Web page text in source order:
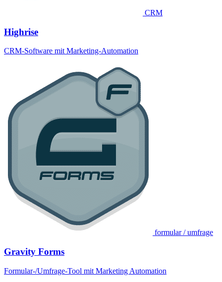
CRM
Highrise
CRM-Software mit Marketing-Automation
formular / umfrage
Gravity Forms
Formular-/Umfrage-Tool mit Marketing Automation